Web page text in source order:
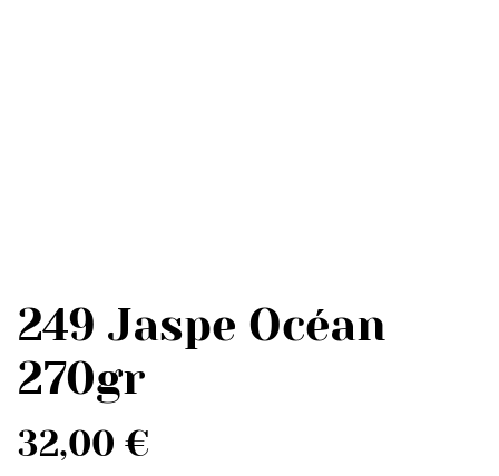
249 Jaspe Océan
270gr
32,00 €